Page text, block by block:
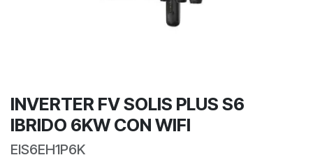
INVERTER FV SOLIS PLUS S6
IBRIDO 6KW CON WIFI
EIS6EH1P6K